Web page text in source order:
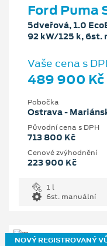
Ford Puma
5dveřová, 1.0
92 kW/125 k, 6st.
Vaše cena s
489 900 Kč
Pobočka
Ostrava -
Původní cena s DPH
713 800 Kč
Cenové zvýhodnění
223 900 Kč
1 l
6st. manuální
NOVÝ REGISTROVANÝ